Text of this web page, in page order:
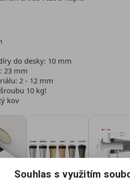
do desky: 10 mm
23 mm
2 - 12 mm
10 kg!
kov
Souhlas s využitím